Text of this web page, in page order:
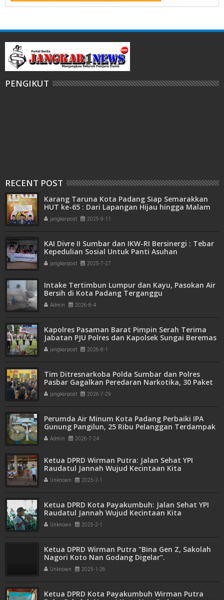
PENGIKUT
RECENT POST
Karang Taruna Kota Padang Siap Semarakkan
HUT ke-65 : Dari Lapangan Hijau hingga Malam
Kebersamaan
jangkarpost 2025-9-11
KAI Divre II Sumbar dan IKW-RI Bersinergi : Tebar
Kepedulian Sosial Untuk Panti Asuhan
jangkarpost 2025-7-27
Intake Tertimbun Lumpur dan Kayu, Pasokan Air
Bersih di Kota Padang Terganggu
Admin 2026-8-4
Kapolres Pasaman Barat Pimpin Serah Terima
Jabatan PJU Polres dan Kapolsek Sungai Beremas
jangkarpost 2026-8-1
Tim Ditresnarkoba Polda Sumbar dan Polres
Pasbar Gagalkan Peredaran Narkotika, 30 Paket
Ganja Kering Siap Edar Disita
jangkarpost 2026-7-29
Perumda Air Minum Kota Padang Perbaiki IPA
Gunung Pangilun, 25 Ribu Pelanggan Terdampak
Penyesuaian
Admin 2026-7-24
Ketua DPRD Wirman Putra: Jalan Sehat YPI
Raudatul Jannah Wujud Kecintaan Kita
Unknown 2025-2-1
Ketua DPRD Kota Payakumbuh: Jalan Sehat YPI
Raudatul Jannah Wujud Kecintaan Kita
Unknown 2025-2-1
Ketua DPRD Wirman Putra "Bina Gen Z, Sakolah
Nagori Koto Nan Godang Digelar".
Unknown 2025-1-26
Ketua DPRD Kota Payakumbuh Wirman Putra